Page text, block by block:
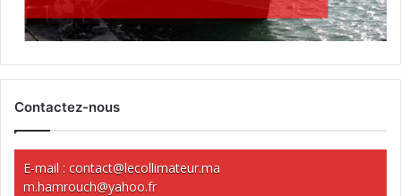
Contactez-nous
E-mail : contact@lecollimateur.ma
m.hamrouch@yahoo.fr